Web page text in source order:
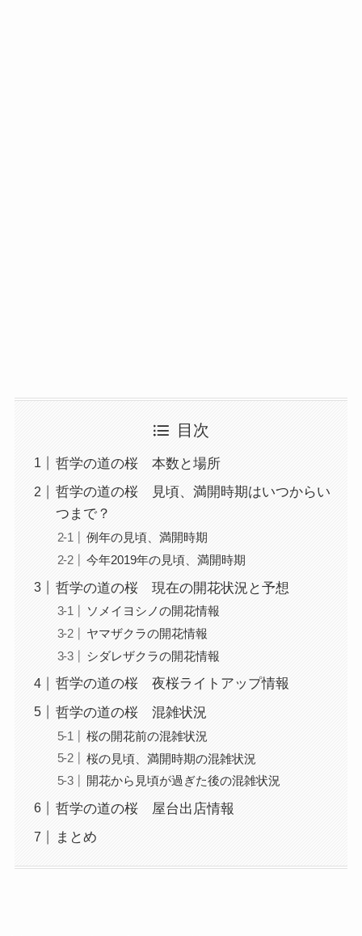
目次
哲学の道の桜 本数と場所
哲学の道の桜 見頃、満開時期はいつからい
つまで？
例年の見頃、満開時期
今年2019年の見頃、満開時期
哲学の道の桜 現在の開花状況と予想
ソメイヨシノの開花情報
ヤマザクラの開花情報
シダレザクラの開花情報
哲学の道の桜 夜桜ライトアップ情報
哲学の道の桜 混雑状況
桜の開花前の混雑状況
桜の見頃、満開時期の混雑状況
開花から見頃が過ぎた後の混雑状況
哲学の道の桜 屋台出店情報
まとめ